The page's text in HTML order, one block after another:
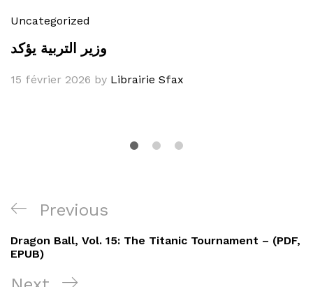
Uncategorized
وزير التربية يؤكد
15 février 2026 by Librairie Sfax
Navigation
de
l’article
Previous
Post
Previous
Dragon Ball, Vol. 15: The Titanic Tournament – (PDF,
EPUB)